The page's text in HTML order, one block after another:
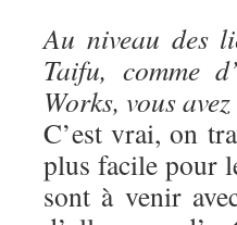
Au niveau des
Taifu, comme
Works, vous
C’est vrai, on
plus facile pour
sont à venir